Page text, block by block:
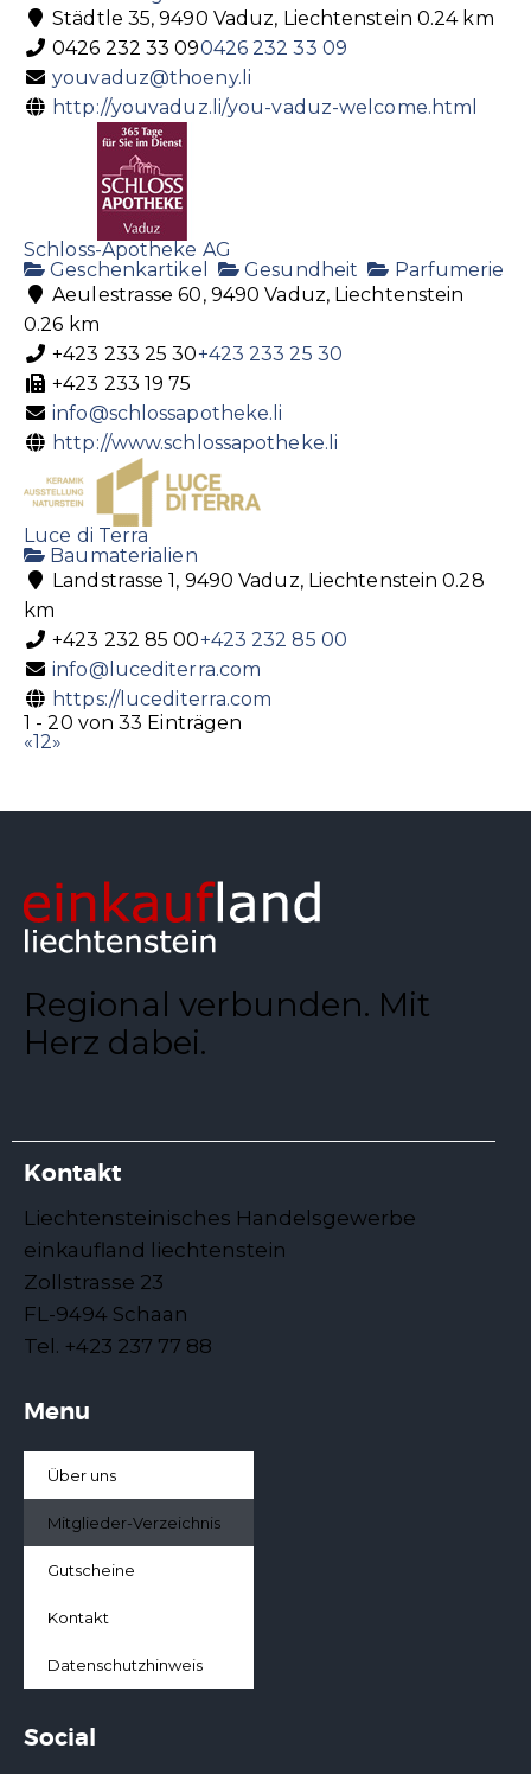
Städtle 35, 9490 Vaduz, Liechtenstein 0.24 km
0426 232 33 090426 232 33 09
youvaduz@thoeny.li
http://youvaduz.li/you-vaduz-welcome.html
Schloss-Apotheke AG
Geschenkartikel
Gesundheit
Parfumerie
Aeulestrasse 60, 9490 Vaduz, Liechtenstein
0.26 km
+423 233 25 30+423 233 25 30
+423 233 19 75
info@schlossapotheke.li
http://www.schlossapotheke.li
Luce di Terra
Baumaterialien
Landstrasse 1, 9490 Vaduz, Liechtenstein 0.28
km
+423 232 85 00+423 232 85 00
info@lucediterra.com
https://lucediterra.com
1 - 20 von 33 Einträgen
«12»
Regional verbunden. Mit
Herz dabei.
Kontakt
Liechtensteinisches Handelsgewerbe
einkaufland liechtenstein
Zollstrasse 23
FL-9494 Schaan
Tel. +423 237 77 88
Menu
Über uns
Mitglieder-Verzeichnis
Gutscheine
Kontakt
Datenschutzhinweis
Social